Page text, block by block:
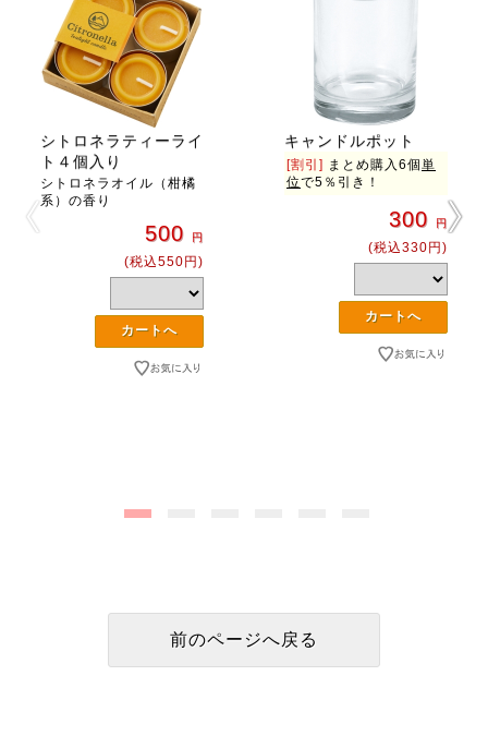
シトロネラティーライ
ト４個入り
シトロネラオイル（柑橘
系）の香り
500 円
(税込550円)
キャンドルポット
[割引] まとめ購入6個単
位で5％引き！
300 円
(税込330円)